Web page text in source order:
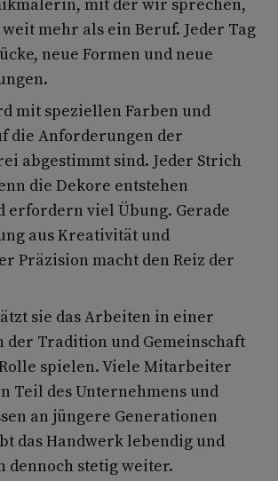
mehr als ein Beruf. Jeder Tag
neue Formen und neue
mit speziellen Farben und
die Anforderungen der
abgestimmt sind. Jeder Strich
die Dekore entstehen
erfordern viel Übung. Gerade
aus Kreativität und
Präzision macht den Reiz der
sie das Arbeiten in einer
der Tradition und Gemeinschaft
spielen. Viele Mitarbeiter
Teil des Unternehmens und
an jüngere Generationen
das Handwerk lebendig und
dennoch stetig weiter.